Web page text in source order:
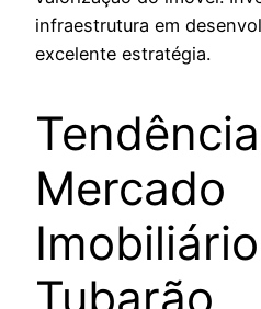
infraestrutura em
excelente estratégia.
Mercado
Tubarão